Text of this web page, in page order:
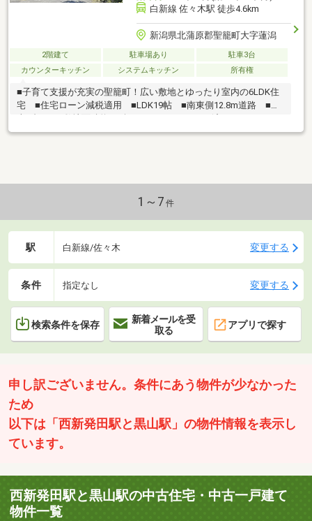
白新線 佐々木駅 徒歩4.6km
新潟県北蒲原郡聖籠町大字蓮潟
2階建て 駐車場あり
駐車3台
カウンターキッチン
システムキッチン 所有権
■子育て支援が充実の聖籠町！広い敷地とゆったり室内の6LDK住
宅 ■住宅ローン減税適用 ■LDK19帖 ■南東側12.8m道路 ■駐
1～7 件
駅 白新線/佐々木 変更する
条件 指定なし 変更する
検索条件を保存
新着メールを受
取る
アプリで探す
申し訳ございません。条件にあう物件が少なかった
ため
以下は「西新発田駅と黒山駅」の物件情報を表示し
ています。
西新発田駅と黒山駅の中古住宅・中古一戸建て
物件一覧